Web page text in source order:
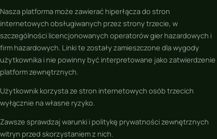
Nasza platforma może zawierać hiperłącza do stron
internetowych obsługiwanych przez strony trzecie, w
szczególności licencjonowanych operatorów gier hazardowych i
firm hazardowych. Linki te zostały zamieszczone dla wygody
użytkownika i nie powinny być interpretowane jako zatwierdzenie
platform zewnętrznych.
Użytkownik korzysta ze stron internetowych osób trzecich
wyłącznie na własne ryzyko.
Zawsze sprawdzaj warunki i politykę prywatności zewnętrznych
witryn przed skorzystaniem z nich.